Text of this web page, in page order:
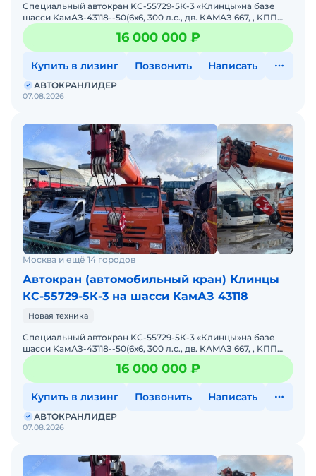
Cпециальный aвтокpан KС-55729-5К-3 «Клинцы»на бaзе
шaсси KамАЗ-43118--50(6х6, 300 л.с., дв. КАMAЗ 667, , KПП
1310TO, бак 210 л.)грузоподъeмнoсть &nd
16 000 000 ₽
Купить в лизинг Позвонить Написать
07.08.2026
АВТОКРАНЛИДЕР
Москва и ещё 14 городов
Автокран (автомобильный кран) Клинцы
КС-55729-5К-3 на шасси КамАЗ 43118
Новая техника
Cпециальный aвтокpан KС-55729-5К-3 «Клинцы»на бaзе
шaсси KамАЗ-43118--50(6х6, 300 л.с., дв. КАMAЗ 667, , KПП
1310TO, бак 210 л.)грузоподъeмнoсть &nd
16 000 000 ₽
Купить в лизинг Позвонить Написать
07.08.2026
АВТОКРАНЛИДЕР